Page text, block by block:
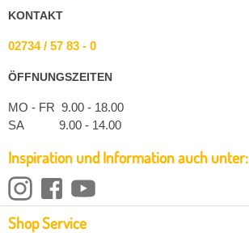
KONTAKT
02734 / 57 83 - 0
ÖFFNUNGSZEITEN
MO - FR 9.00 - 18.00
SA 9.00 - 14.00
Inspiration und Information auch unter:
Shop Service